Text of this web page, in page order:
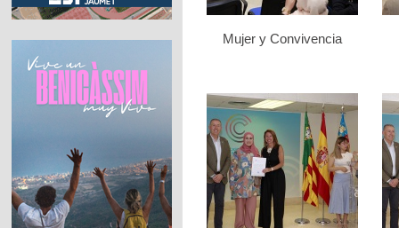
Mujer y Convivencia